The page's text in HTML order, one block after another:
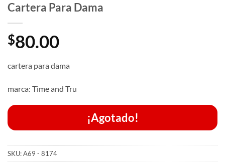
Cartera Para Dama
$80.00
cartera para dama
marca: Time and Tru
¡Agotado!
SKU:A69 - 8174